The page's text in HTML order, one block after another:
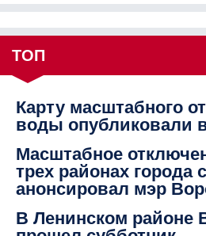
ТОП
Карту масштабного
воды опубликовали
Масштабное
трех районах города
анонсировал мэр
В Ленинском районе